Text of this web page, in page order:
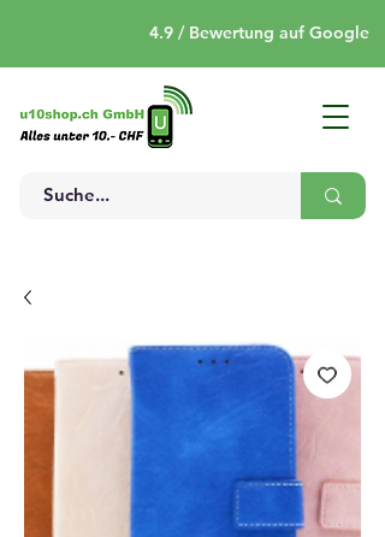
4.9 / Bewertung auf Google